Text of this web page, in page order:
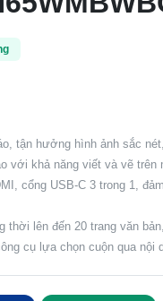
tận hưởng hình ảnh sắc
với khả năng viết và vẽ trên
cổng USB-C 3 trong 1,
thời lên đến 20 trang văn
cụ lựa chọn cuộn qua nội